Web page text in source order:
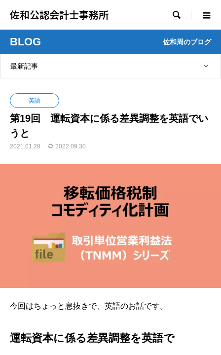
佐和公認会計士事務所 
BLOG 佐和周のブログ
最新記事
英語
第19回 運転資本に係る差異調整を英語でい
うと
2021.01.28 2022.09.30
今回はちょっと息抜きで、英語のお話です。
運転資本に係る差異調整を英語で